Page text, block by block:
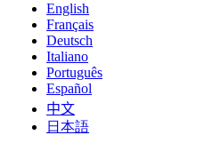
English
Français
Deutsch
Italiano
Português
Español
中文
日本語